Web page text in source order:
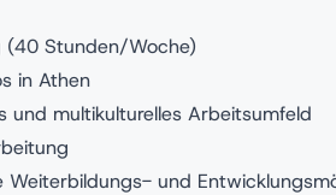
(40 Stunden/Woche)
in Athen
und multikulturelles Arbeitsumfeld
Weiterbildungs- und